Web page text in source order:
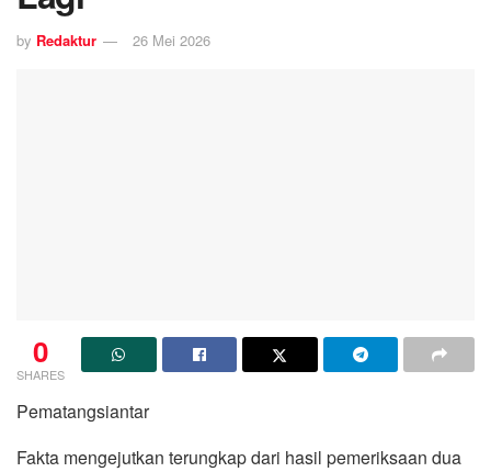
by Redaktur 26 Mei 2026
0
SHARES
Pematangsiantar
Fakta mengejutkan terungkap dari hasil pemeriksaan dua